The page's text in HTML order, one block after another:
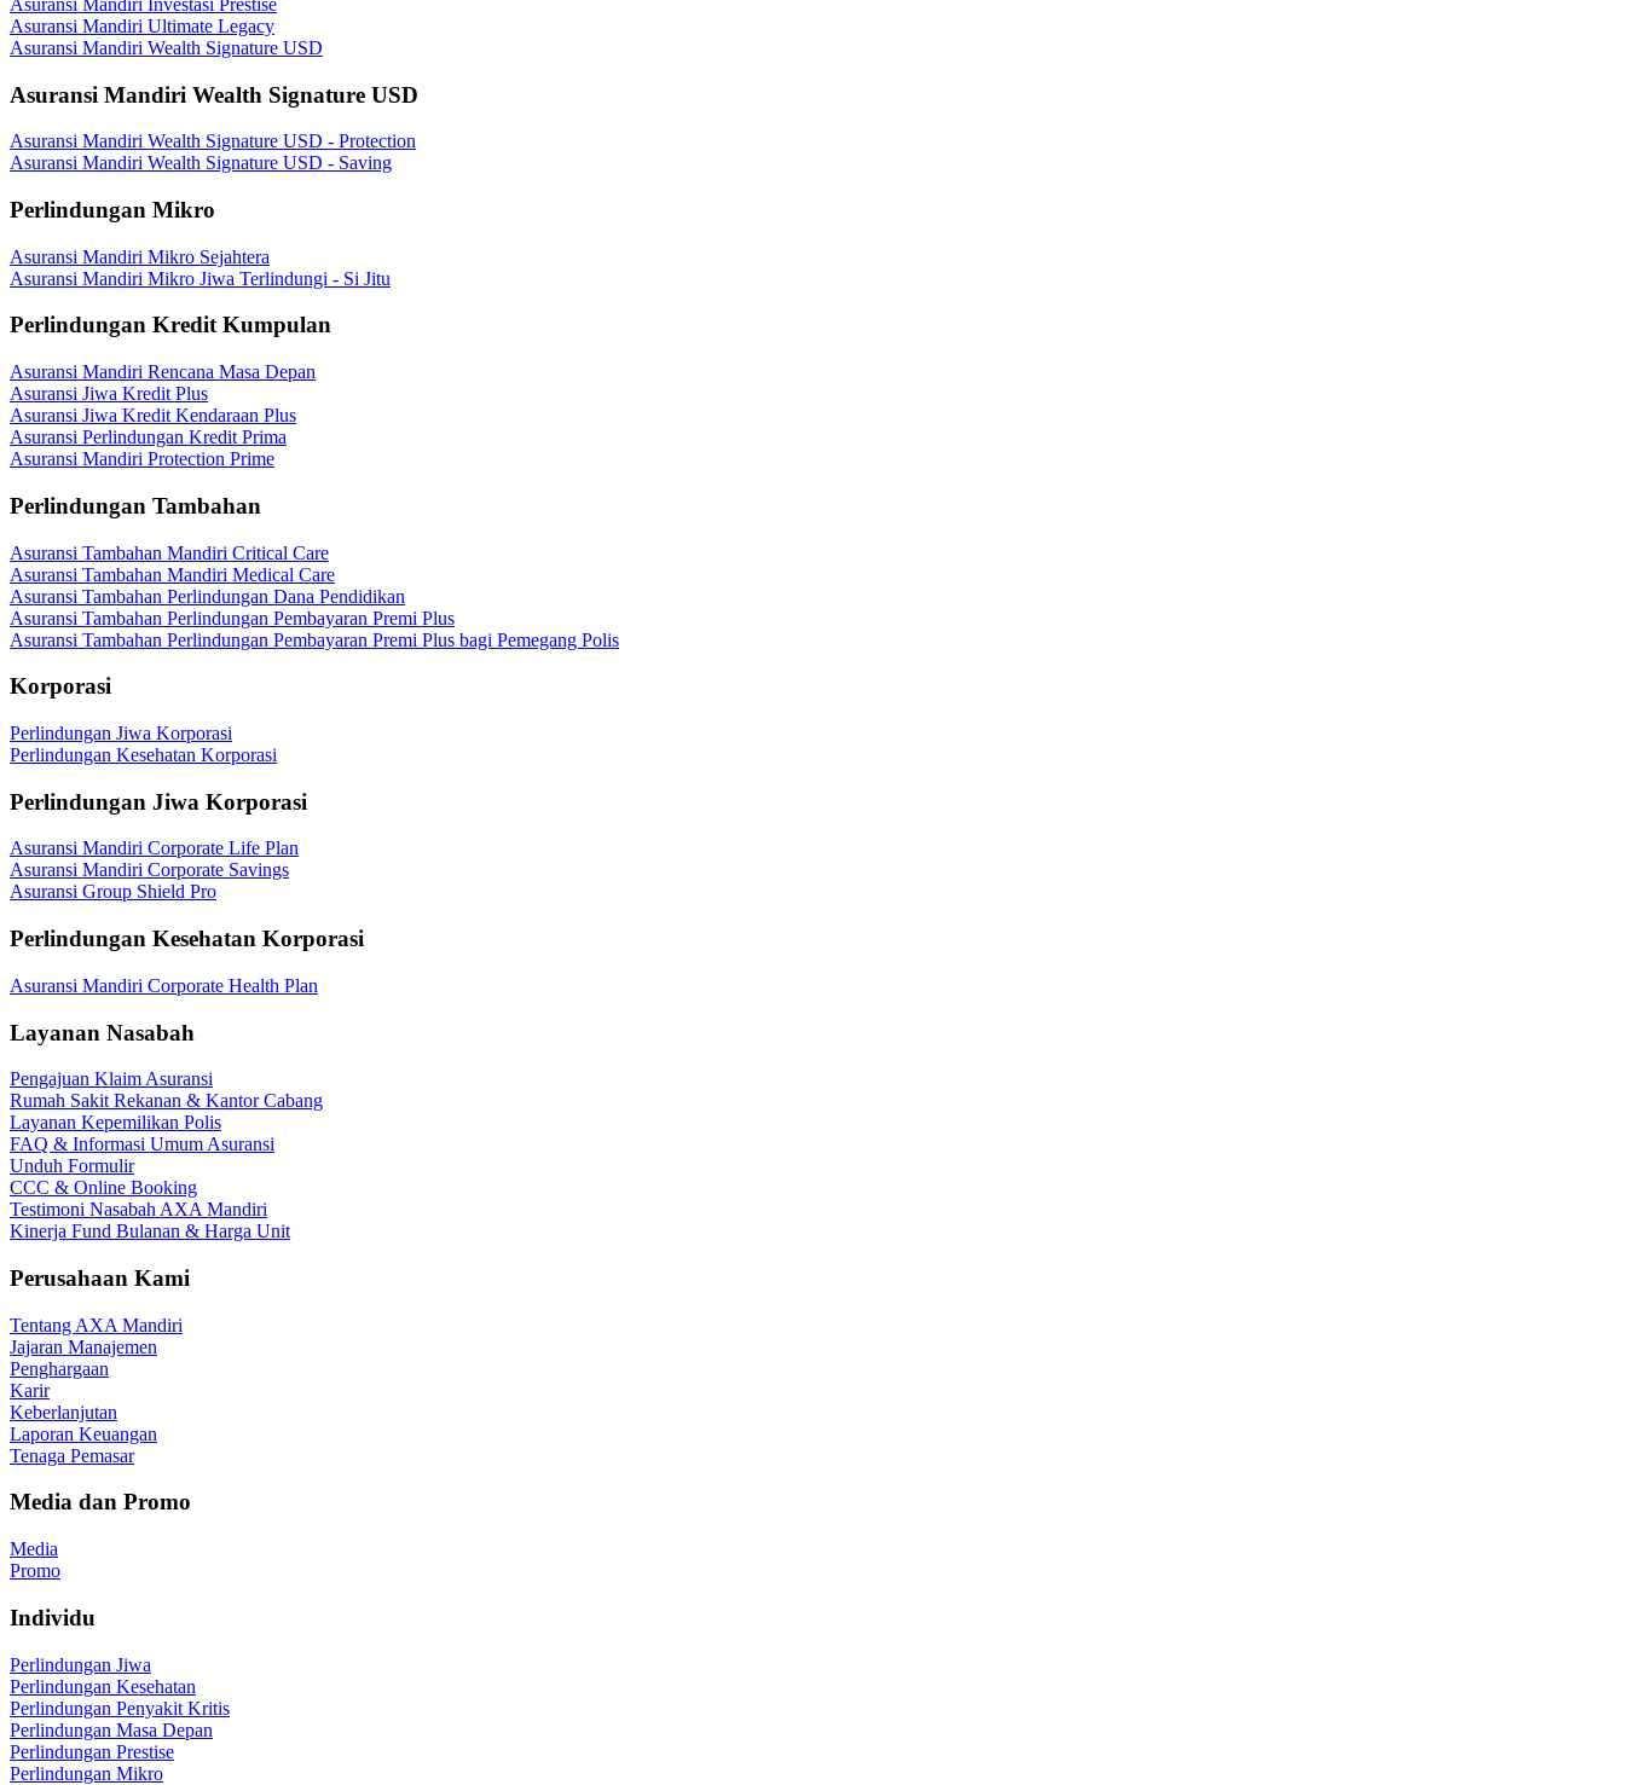
Asuransi Mandiri Ultimate Legacy
Asuransi Mandiri Wealth Signature USD
Asuransi Mandiri Wealth Signature USD
Asuransi Mandiri Wealth Signature USD - Protection
Asuransi Mandiri Wealth Signature USD - Saving
Perlindungan Mikro
Asuransi Mandiri Mikro Sejahtera
Asuransi Mandiri Mikro Jiwa Terlindungi - Si Jitu
Perlindungan Kredit Kumpulan
Asuransi Mandiri Rencana Masa Depan
Asuransi Jiwa Kredit Plus
Asuransi Jiwa Kredit Kendaraan Plus
Asuransi Perlindungan Kredit Prima
Asuransi Mandiri Protection Prime
Perlindungan Tambahan
Asuransi Tambahan Mandiri Critical Care
Asuransi Tambahan Mandiri Medical Care
Asuransi Tambahan Perlindungan Dana Pendidikan
Asuransi Tambahan Perlindungan Pembayaran Premi Plus
Asuransi Tambahan Perlindungan Pembayaran Premi Plus bagi Pemegang Polis
Korporasi
Perlindungan Jiwa Korporasi
Perlindungan Kesehatan Korporasi
Perlindungan Jiwa Korporasi
Asuransi Mandiri Corporate Life Plan
Asuransi Mandiri Corporate Savings
Asuransi Group Shield Pro
Perlindungan Kesehatan Korporasi
Asuransi Mandiri Corporate Health Plan
Layanan Nasabah
Pengajuan Klaim Asuransi
Rumah Sakit Rekanan & Kantor Cabang
Layanan Kepemilikan Polis
FAQ & Informasi Umum Asuransi
Unduh Formulir
CCC & Online Booking
Testimoni Nasabah AXA Mandiri
Kinerja Fund Bulanan & Harga Unit
Perusahaan Kami
Tentang AXA Mandiri
Jajaran Manajemen
Penghargaan
Karir
Keberlanjutan
Laporan Keuangan
Tenaga Pemasar
Media dan Promo
Media
Promo
Individu
Perlindungan Jiwa
Perlindungan Kesehatan
Perlindungan Penyakit Kritis
Perlindungan Masa Depan
Perlindungan Prestise
Perlindungan Mikro